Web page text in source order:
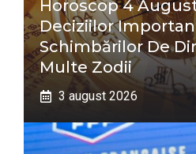
Horoscop 4
Deciziilor
Schimbărilor De
Multe Zodii
3 august 2026